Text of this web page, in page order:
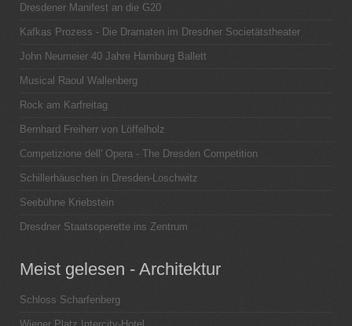
Dresdener Manifest an die G20
Kafkas Prozess - Die Dramaten im Dresdner Societätstheater
John Neumeier 40 Jahre Hamburg Ballett
Musical Raoul Wallenberg
Rock am Karfreitag
Bernhard Freiherr von Löffelholz
Competizione dell' Opera - The Dresden Competition
Schillerhäuschen in Dresden-Loschwitz
Seebühne Kriebstein
Dresdner Staatsoperette ins Zentrum
Meist gelesen - Architektur
Schloss Scharfenberg